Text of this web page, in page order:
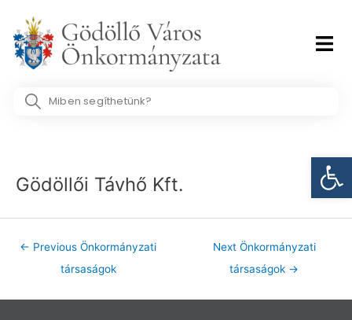
content
Search
Gödöllői Távhő Kft.
← Previous Önkormányzati
társaságok
Next Önkormányzati
társaságok →